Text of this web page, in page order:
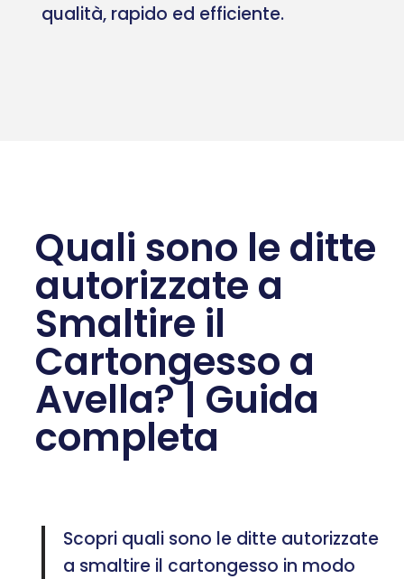
qualità, rapido ed efficiente.
Quali sono le ditte
autorizzate a
Smaltire il
Cartongesso a
Avella? | Guida
completa
Scopri quali sono le ditte autorizzate
a smaltire il cartongesso in modo